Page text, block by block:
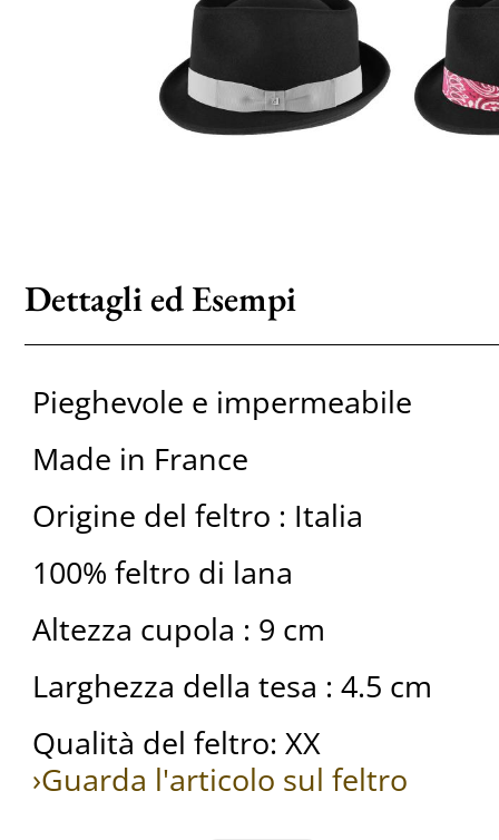
Dettagli ed Esempi
Pieghevole e impermeabile
Made in France
Origine del feltro : Italia
100% feltro di lana
Altezza cupola : 9 cm
Larghezza della tesa : 4.5 cm
Qualità del feltro: XX
›Guarda l'articolo sul feltro